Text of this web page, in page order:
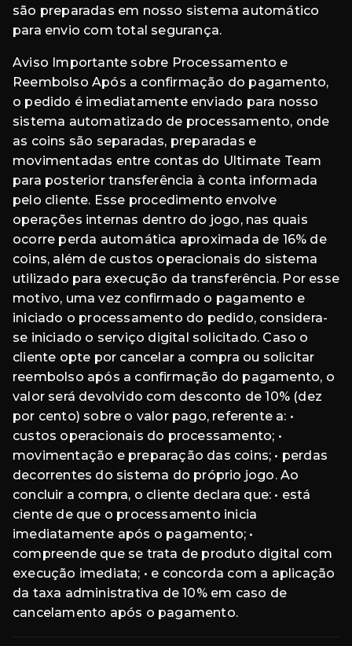
são preparadas em nosso sistema automático
para envio com total segurança.
Aviso Importante sobre Processamento e
Reembolso Após a confirmação do pagamento,
o pedido é imediatamente enviado para nosso
sistema automatizado de processamento, onde
as coins são separadas, preparadas e
movimentadas entre contas do Ultimate Team
para posterior transferência à conta informada
pelo cliente. Esse procedimento envolve
operações internas dentro do jogo, nas quais
ocorre perda automática aproximada de 16% de
coins, além de custos operacionais do sistema
utilizado para execução da transferência. Por esse
motivo, uma vez confirmado o pagamento e
iniciado o processamento do pedido, considera-
se iniciado o serviço digital solicitado. Caso o
cliente opte por cancelar a compra ou solicitar
reembolso após a confirmação do pagamento, o
valor será devolvido com desconto de 10% (dez
por cento) sobre o valor pago, referente a: •
custos operacionais do processamento; •
movimentação e preparação das coins; • perdas
decorrentes do sistema do próprio jogo. Ao
concluir a compra, o cliente declara que: • está
ciente de que o processamento inicia
imediatamente após o pagamento; •
compreende que se trata de produto digital com
execução imediata; • e concorda com a aplicação
da taxa administrativa de 10% em caso de
cancelamento após o pagamento.